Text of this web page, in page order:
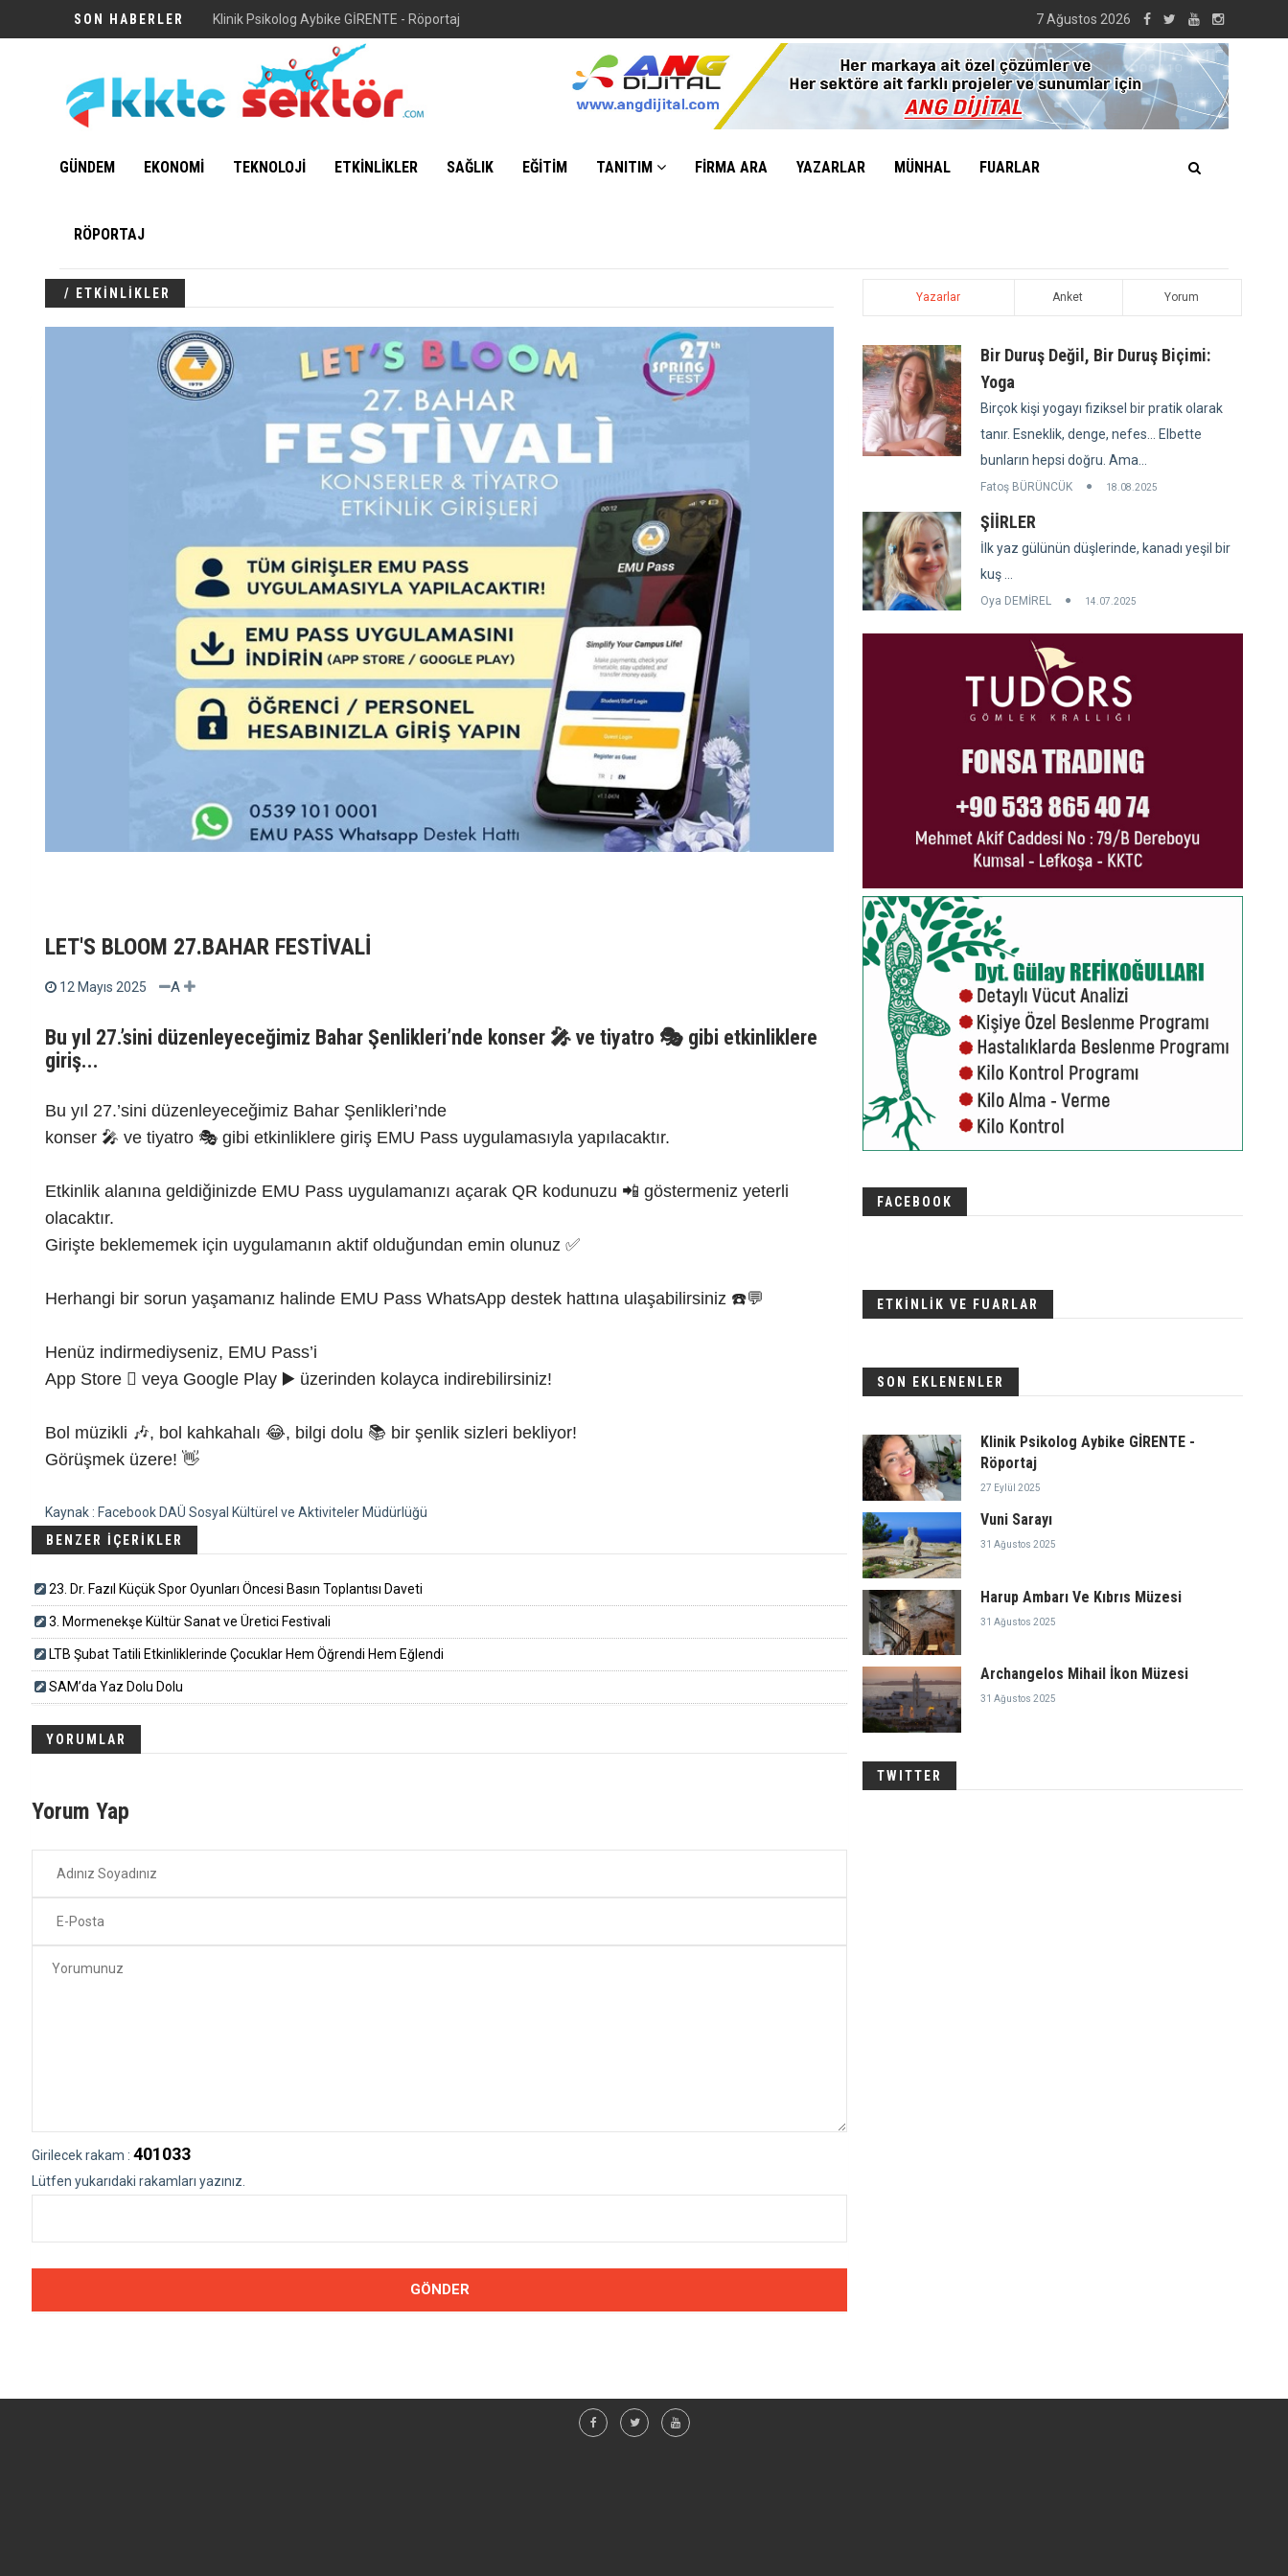
SON HABERLER Klinik Psikolog Aybike GİRENTE - Röportaj 7 Ağustos 2026
GÜNDEM EKONOMİ TEKNOLOJİ ETKİNLİKLER SAĞLIK EĞİTİM TANITIM FİRMA ARA YAZARLAR MÜNHAL FUARLAR
RÖPORTAJ
/ ETKİNLİKLER
LET'S BLOOM 27.BAHAR FESTİVALİ
12 Mayıs 2025 A
Bu yıl 27.’sini düzenleyeceğimiz Bahar Şenlikleri’nde konser 🎤 ve tiyatro 🎭 gibi etkinliklere
giriş...
Bu yıl 27.’sini düzenleyeceğimiz Bahar Şenlikleri’nde
konser 🎤 ve tiyatro 🎭 gibi etkinliklere giriş EMU Pass uygulamasıyla yapılacaktır.
Etkinlik alanına geldiğinizde EMU Pass uygulamanızı açarak QR kodunuzu 📲 göstermeniz yeterli
olacaktır.
Girişte beklememek için uygulamanın aktif olduğundan emin olunuz ✅
Herhangi bir sorun yaşamanız halinde EMU Pass WhatsApp destek hattına ulaşabilirsiniz ☎️💬
Henüz indirmediyseniz, EMU Pass’i
App Store  veya Google Play ▶️ üzerinden kolayca indirebilirsiniz!
Bol müzikli 🎶, bol kahkahalı 😂, bilgi dolu 📚 bir şenlik sizleri bekliyor!
Görüşmek üzere! 👋
Kaynak : Facebook DAÜ Sosyal Kültürel ve Aktiviteler Müdürlüğü
BENZER İÇERİKLER
23. Dr. Fazıl Küçük Spor Oyunları Öncesi Basın Toplantısı Daveti
3. Mormenekşe Kültür Sanat ve Üretici Festivali
LTB Şubat Tatili Etkinliklerinde Çocuklar Hem Öğrendi Hem Eğlendi
SAM’da Yaz Dolu Dolu
YORUMLAR
Yorum Yap
Girilecek rakam : 401033
Lütfen yukarıdaki rakamları yazınız.
Yazarlar Anket Yorum
Bir Duruş Değil, Bir Duruş Biçimi:
Yoga
Birçok kişi yogayı fiziksel bir pratik olarak
tanır. Esneklik, denge, nefes... Elbette
bunların hepsi doğru. Ama...
Fatoş BÜRÜNCÜK 18.08.2025
ŞİİRLER
İlk yaz gülünün düşlerinde, kanadı yeşil bir
kuş ...
Oya DEMİREL 14.07.2025
FACEBOOK
ETKİNLİK VE FUARLAR
SON EKLENENLER
Klinik Psikolog Aybike GİRENTE -
Röportaj
27 Eylül 2025
Vuni Sarayı
31 Ağustos 2025
Harup Ambarı Ve Kıbrıs Müzesi
31 Ağustos 2025
Archangelos Mihail İkon Müzesi
31 Ağustos 2025
TWITTER